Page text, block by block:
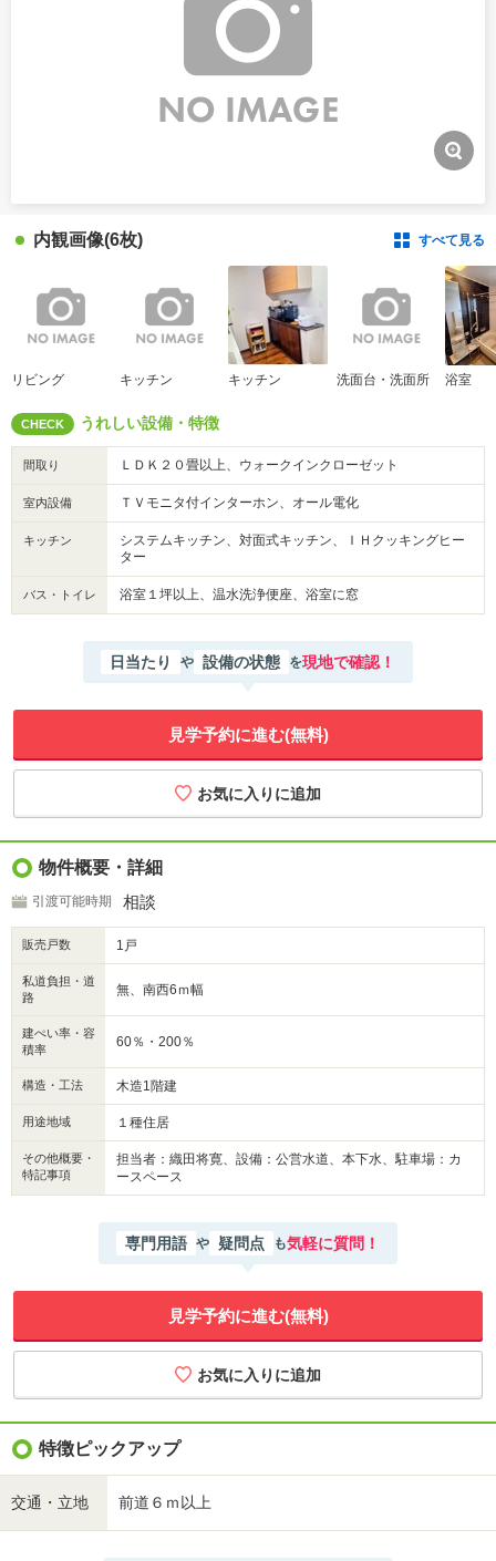
内観画像(6枚) すべて見る
リビング キッチン キッチン 洗面台・洗面所 浴室
CHECK うれしい設備・特徴
間取り ＬＤＫ２０畳以上、ウォークインクローゼット
室内設備 ＴＶモニタ付インターホン、オール電化
キッチン
システムキッチン、対面式キッチン、ＩＨクッキングヒー
ター
バス・トイレ 浴室１坪以上、温水洗浄便座、浴室に窓
日当たり や 設備の状態 を現地で確認！
見学予約に進む(無料)
物件概要・詳細
引渡可能時期 相談
販売戸数 1戸
私道負担・道
路
無、南西6ｍ幅
建ぺい率・容
積率
60％・200％
構造・工法 木造1階建
用途地域 １種住居
その他概要・
特記事項
担当者：織田将寛、設備：公営水道、本下水、駐車場：カ
ースペース
専門用語 や 疑問点 も気軽に質問！
見学予約に進む(無料)
特徴ピックアップ
交通・立地 前道６ｍ以上